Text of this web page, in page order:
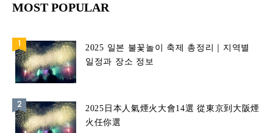
MOST POPULAR
2025 일본 불꽃놀이 축제 총정리｜지역별
일정과 장소 정보
2025日本人氣煙火大會14選 從東京到大阪煙
火任你選